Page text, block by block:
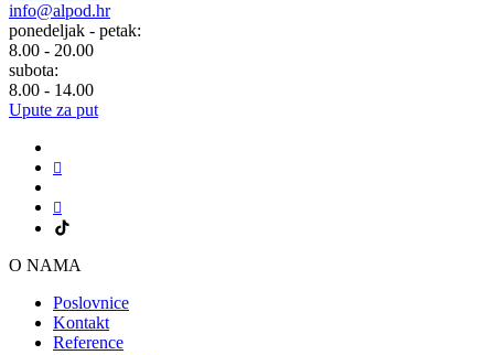
info@alpod.hr
ponedeljak - petak:
8.00 - 20.00
subota:
8.00 - 14.00
Upute za put
O NAMA
Poslovnice
Kontakt
Reference